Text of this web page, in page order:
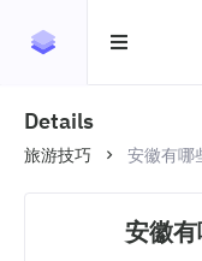
Details
旅游技巧 安徽有哪
安徽